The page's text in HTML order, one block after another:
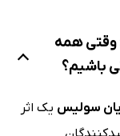
وقتی همه
باشیم؟
سولیس یک اثر